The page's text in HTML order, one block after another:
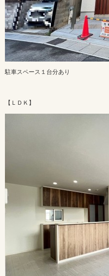
駐車スペース１台分あり
【ＬＤＫ】